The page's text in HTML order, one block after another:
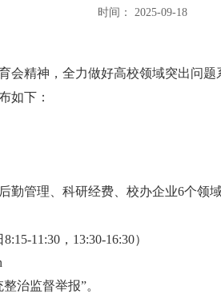
时间： 2025-09-18
会精神，全力做好高校领域突出问
如下：
勤管理、科研经费、校办企业6个领
8:15-11:30，13:30-16:30）
治监督举报”。